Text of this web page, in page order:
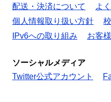
配送・決済について
よ
個人情報取り扱い方針
IPv6への取り組み
お客
ソーシャルメディア
Twitter公式アカウント